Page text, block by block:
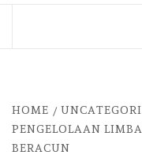
HOME
PENGELOLAAN
BERACUN